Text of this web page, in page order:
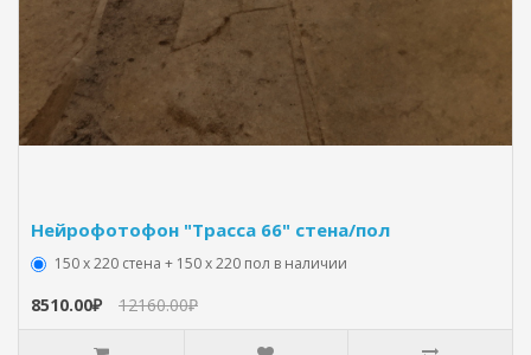
Нейрофотофон "Трасса 66" стена/пол
150 х 220 стена + 150 х 220 пол в наличии
8510.00₽ 12160.00₽